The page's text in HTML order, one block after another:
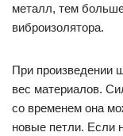
металл, тем
виброизолятора.
При произведении
вес материалов.
со временем она
новые петли. Если